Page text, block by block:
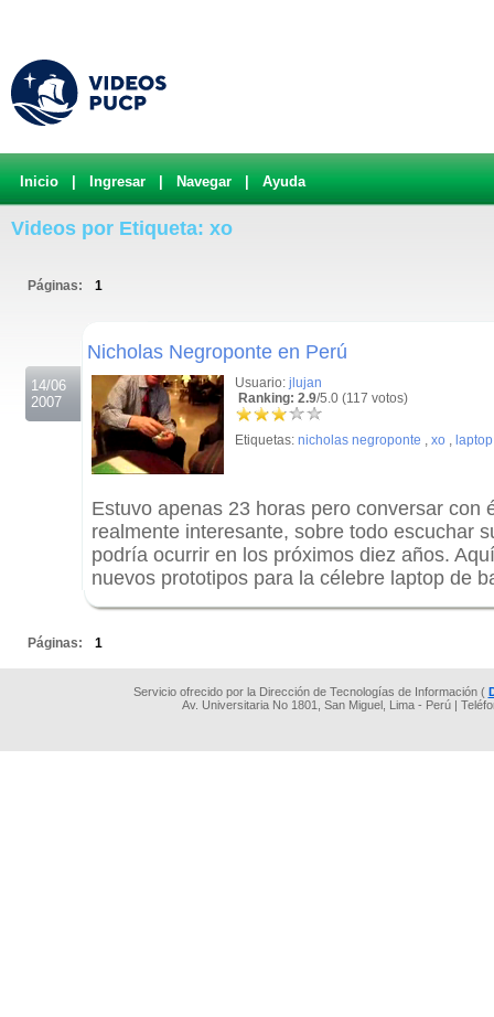
Inicio Ingresar Navegar Ayuda
Videos por Etiqueta: xo
Páginas: 1
14/06
2007
Nicholas Negroponte en Perú
Usuario: jlujan
Ranking: 2.9/5.0 (117 votos)
Etiquetas: nicholas negroponte , xo , laptop
Estuvo apenas 23 horas pero conversar con
realmente interesante, sobre todo escuchar
podría ocurrir en los próximos diez años.
nuevos prototipos para la célebre laptop de
Páginas: 1
Servicio ofrecido por la Dirección de Tecnologías de Información (
Av. Universitaria No 1801, San Miguel, Lima - Perú |